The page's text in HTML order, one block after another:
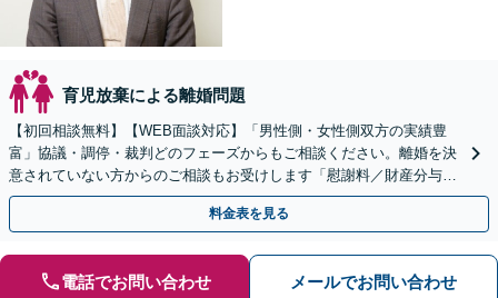
育児放棄による離婚問題
【初回相談無料】【WEB面談対応】「男性側・女性側双方の実績豊
富」協議・調停・裁判どのフェーズからもご相談ください。離婚を決
意されていない方からのご相談もお受けします「慰謝料／財産分与／
養育費・面会交流／婚姻費用ほか」【休日・夜間相談可】
料金表を見る
電話でお問い合わせ メールでお問い合わせ